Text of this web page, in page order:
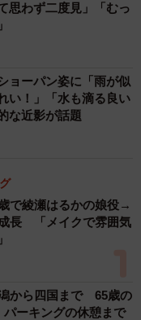
わず二度見」「むっ
ョーパン姿に「雨が似
い！」「水も滴る良い
な近影が話題
で綾瀬はるかの娘役→
長 「メイクで雰囲気
から四国まで 65歳の
ーキングの休憩まで